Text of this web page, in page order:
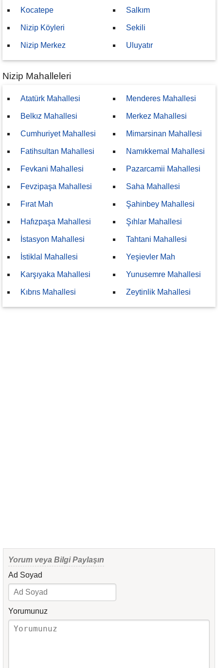
Kocatepe
Nizip Köyleri
Nizip Merkez
Salkım
Sekili
Uluyatır
Nizip Mahalleleri
Atatürk Mahallesi
Belkız Mahallesi
Cumhuriyet Mahallesi
Fatihsultan Mahallesi
Fevkani Mahallesi
Fevzipaşa Mahallesi
Fırat Mah
Hafızpaşa Mahallesi
İstasyon Mahallesi
İstiklal Mahallesi
Karşıyaka Mahallesi
Kıbrıs Mahallesi
Menderes Mahallesi
Merkez Mahallesi
Mimarsinan Mahallesi
Namıkkemal Mahallesi
Pazarcamii Mahallesi
Saha Mahallesi
Şahinbey Mahallesi
Şıhlar Mahallesi
Tahtani Mahallesi
Yeşievler Mah
Yunusemre Mahallesi
Zeytinlik Mahallesi
Yorum veya Bilgi Paylaşın
Ad Soyad
Yorumunuz